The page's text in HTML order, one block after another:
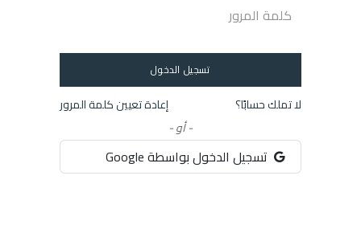
تسجيل الدخول
لا تملك حسابًا؟
إعادة تعيين كلمة المرور
- أو -
تسجيل الدخول بواسطة Google